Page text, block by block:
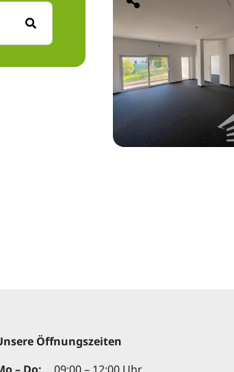
Öffnungszeiten